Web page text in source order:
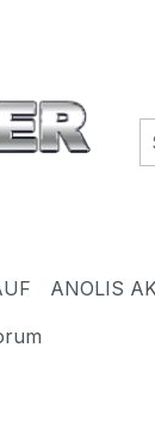
ANOLIS